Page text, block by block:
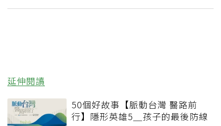
延伸閱讀
50個好故事【脈動台灣 醫路前
行】隱形英雄5＿孩子的最後防線